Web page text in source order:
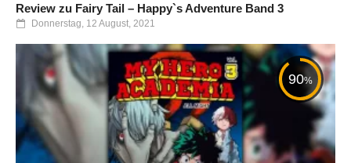
Review zu Fairy Tail – Happy`s Adventure Band 3
Donnerstag, 12 August, 2021
90%